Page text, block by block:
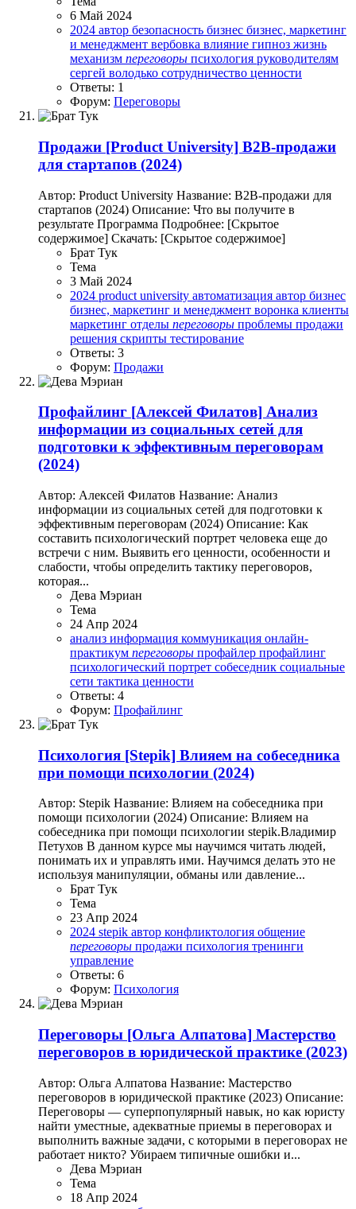
6 Май 2024
2024 автор безопасность бизнес бизнес, маркетинг
и менеджмент вербовка влияние гипноз жизнь
механизм переговоры психология руководителям
сергей володько сотрудничество ценности
Ответы: 1
Форум: Переговоры
Продажи [Product University] B2B-продажи
для стартапов (2024)
Автор: Product University Название: B2B-продажи для
стартапов (2024) Описание: Что вы получите в
результате Программа Подробнее: [Скрытое
содержимое] Скачать: [Скрытое содержимое]
Брат Тук
Тема
3 Май 2024
2024 product university автоматизация автор бизнес
бизнес, маркетинг и менеджмент воронка клиенты
маркетинг отделы переговоры проблемы продажи
решения скрипты тестирование
Ответы: 3
Форум: Продажи
Профайлинг [Алексей Филатов] Анализ
информации из социальных сетей для
подготовки к эффективным переговорам
(2024)
Автор: Алексей Филатов Название: Анализ
информации из социальных сетей для подготовки к
эффективным переговорам (2024) Описание: Как
составить психологический портрет человека еще до
встречи с ним. Выявить его ценности, особенности и
слабости, чтобы определить тактику переговоров,
которая...
Дева Мэриан
Тема
24 Апр 2024
анализ информация коммуникация онлайн-
практикум переговоры профайлер профайлинг
психологический портрет собеседник социальные
сети тактика ценности
Ответы: 4
Форум: Профайлинг
Психология [Stepik] Влияем на собеседника
при помощи психологии (2024)
Автор: Stepik Название: Влияем на собеседника при
помощи психологии (2024) Описание: Влияем на
собеседника при помощи психологии stepik.Владимир
Петухов В данном курсе мы научимся читать людей,
понимать их и управлять ими. Научимся делать это не
используя манипуляции, обманы или давление...
Брат Тук
Тема
23 Апр 2024
2024 stepik автор конфликтология общение
переговоры продажи психология тренинги
управление
Ответы: 6
Форум: Психология
Переговоры [Ольга Алпатова] Мастерство
переговоров в юридической практике (2023)
Автор: Ольга Алпатова Название: Мастерство
переговоров в юридической практике (2023) Описание:
Переговоры — суперпопулярный навык, но как юристу
найти уместные, адекватные приемы в переговорах и
выполнить важные задачи, с которыми в переговорах не
работает никто? Убираем типичные ошибки и...
Дева Мэриан
Тема
18 Апр 2024